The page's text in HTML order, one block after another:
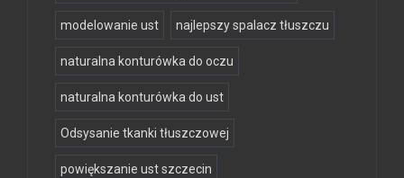
modelowanie ust najlepszy spalacz tłuszczu
naturalna konturówka do oczu
naturalna konturówka do ust
Odsysanie tkanki tłuszczowej
powiększanie ust szczecin